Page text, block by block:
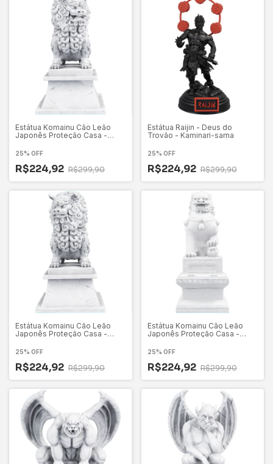
Estátua Komainu Cão Leão
Japonês Proteção Casa -
25% OFF
R$224,92 R$299,90
Estátua Raijin - Deus do
Trovão - Kaminari-sama
25% OFF
R$224,92 R$299,90
Estátua Komainu Cão Leão
Japonês Proteção Casa -
25% OFF
R$224,92 R$299,90
Estátua Komainu Cão Leão
Japonês Proteção Casa -
25% OFF
R$224,92 R$299,90